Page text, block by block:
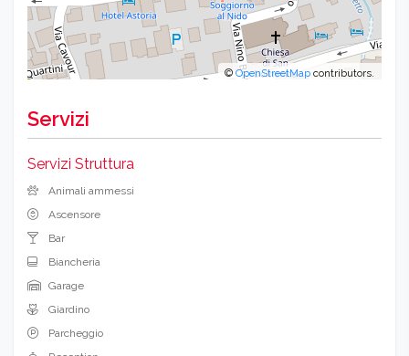
©OpenStreetMap contributors.
Servizi
Servizi Struttura
Animali ammessi
Ascensore
Bar
Biancheria
Garage
Giardino
Parcheggio